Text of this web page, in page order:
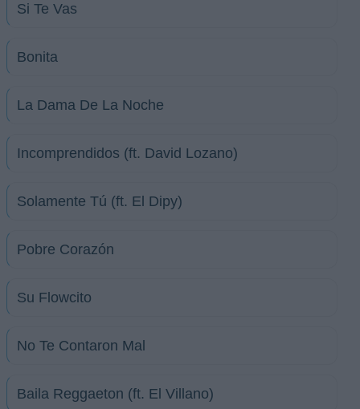
Si Te Vas
Bonita
La Dama De La Noche
Incomprendidos (ft. David Lozano)
Solamente Tú (ft. El Dipy)
Pobre Corazón
Su Flowcito
No Te Contaron Mal
Baila Reggaeton (ft. El Villano)